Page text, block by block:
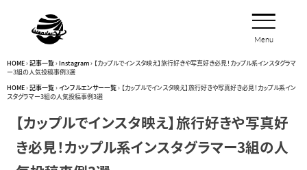
Menu
HOME›記事一覧›Instagram› 【カップルでインスタ映え】旅行好きや写真好き必見！カップル系インスタグラマ
ー3組の人気投稿事例3選
HOME›記事一覧› インフルエンサー一覧› 【カップルでインスタ映え】旅行好きや写真好き必見！カップル系イン
スタグラマー3組の人気投稿事例3選
【カップルでインスタ映え】旅行好きや写真好
き必見！カップル系インスタグラマー3組の人